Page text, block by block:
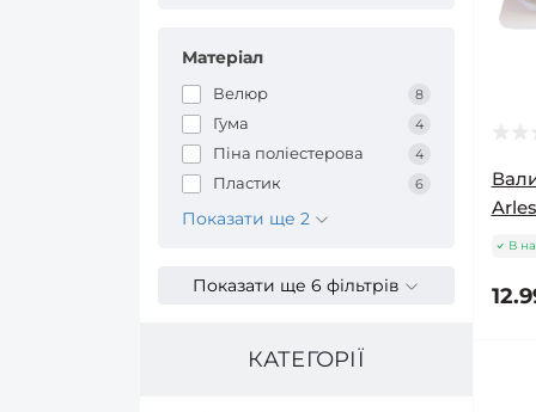
Матеріал
Велюр 8
Гума 4
Піна поліестерова 4
Пластик 6
Показати ще 2
Показати ще 6 фільтрів
КАТЕГОРІЇ
В